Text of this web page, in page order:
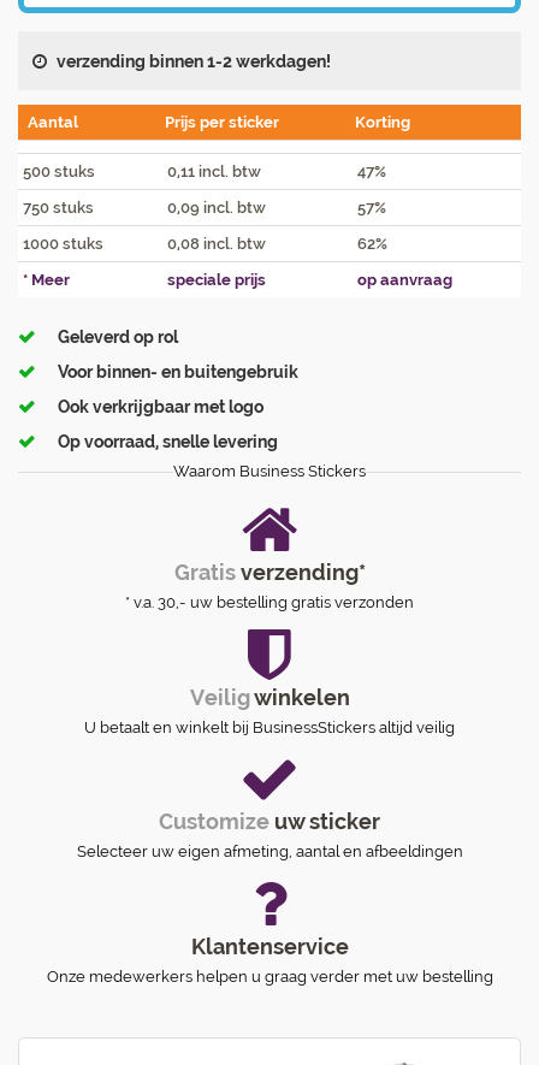
verzending binnen 1-2 werkdagen!
Aantal Prijs per sticker Korting
500 stuks 0,11 incl. btw
47%
750 stuks
0,09 incl. btw
57%
1000 stuks
0,08 incl. btw
62%
* Meer
speciale prijs op aanvraag
Geleverd op rol
Voor binnen- en buitengebruik
Ook verkrijgbaar met logo
Op voorraad, snelle levering
Waarom Business Stickers
Gratisverzending*
* v.a. 30,- uw bestelling gratis verzonden
Veiligwinkelen
U betaalt en winkelt bij BusinessStickers altijd veilig
Customize uw sticker
Selecteer uw eigen afmeting, aantal en afbeeldingen
Klantenservice
Onze medewerkers helpen u graag verder met uw bestelling